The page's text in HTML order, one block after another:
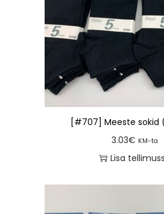
[#707] Meeste sokid
3.03€ KM-ta
Lisa